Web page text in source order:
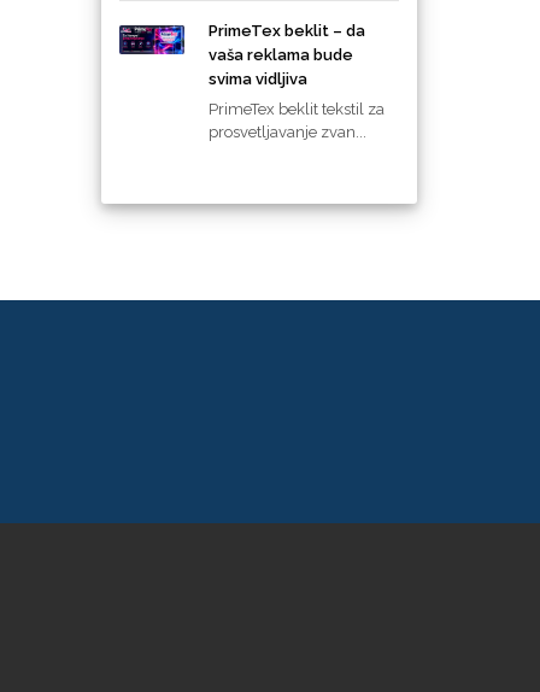
PrimeTex beklit – da
vaša reklama bude
svima vidljiva
PrimeTex beklit tekstil za
prosvetljavanje zvan...